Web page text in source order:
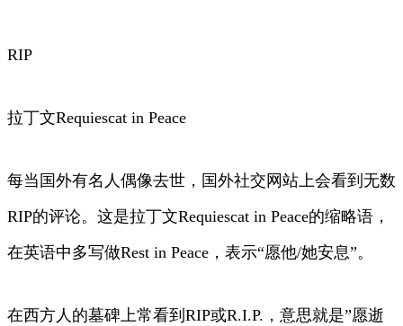
RIP
拉丁文Requiescat in Peace
每当国外有名人偶像去世，国外社交网站上会看到无数
RIP的评论。这是拉丁文Requiescat in Peace的缩略语，
在英语中多写做Rest in Peace，表示“愿他/她安息”。
在西方人的墓碑上常看到RIP或R.I.P.，意思就是”愿逝